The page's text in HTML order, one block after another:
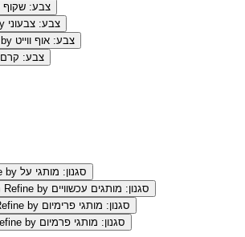
Refine by צבע: שקוף
Refine by צבע: צבעוני
Refine by צבע: אוף ווייט
Refine by צבע: קרם
Refine by סגנון: מותגי על
Refine by סגנון: מותגים עכשוויים
Refine by סגנון: מותגי פרימיום
Refine by סגנון: מותגי פרמיום